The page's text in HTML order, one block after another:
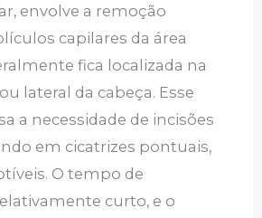
envolve a remoção
capilares da área
fica localizada na
lateral da cabeça. Esse
a necessidade de incisões
em cicatrizes pontuais,
O tempo de
curto, e o